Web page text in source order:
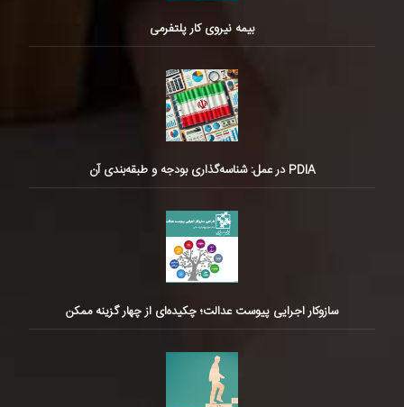
بیمه نیروی کار پلتفرمی
PDIA در عمل: شناسه‌گذاری بودجه و طبقه‌بندی آن
سازوکار اجرایی پیوست عدالت؛ چکیده‌ای از چهار گزینه ممکن